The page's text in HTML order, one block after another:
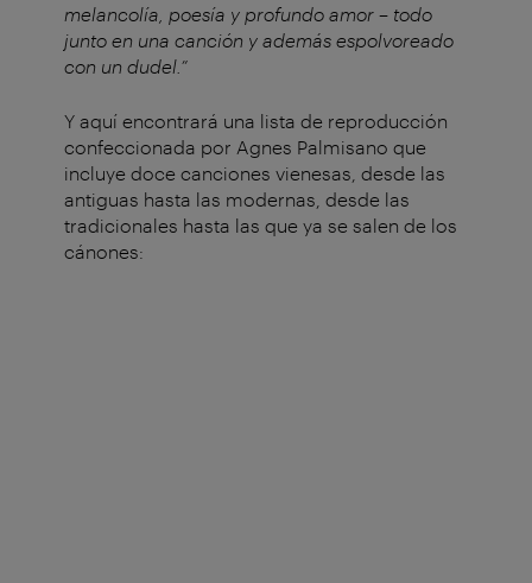
melancolía, poesía y profundo amor – todo
junto en una canción y además espolvoreado
con un dudel.”
Y aquí encontrará una lista de reproducción
confeccionada por Agnes Palmisano que
incluye doce canciones vienesas, desde las
antiguas hasta las modernas, desde las
tradicionales hasta las que ya se salen de los
cánones: